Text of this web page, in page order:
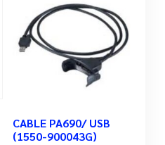
CABLE PA690/ USB
(1550-900043G)